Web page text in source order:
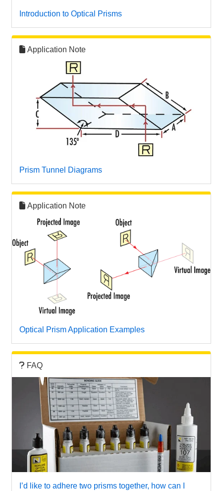
Introduction to Optical Prisms
Application Note
Prism Tunnel Diagrams
Application Note
Optical Prism Application Examples
FAQ
I’d like to adhere two prisms together, how can I